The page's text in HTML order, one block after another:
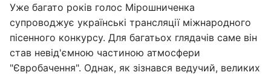
Уже багато років голос Мірошниченка
супроводжує українські трансляції міжнародного
пісенного конкурсу. Для багатьох глядачів саме він
став невід'ємною частиною атмосфери
"Євробачення". Однак, як зізнався ведучий, великих